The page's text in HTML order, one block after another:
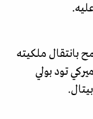
بانتقال ملكيته
تود بولي